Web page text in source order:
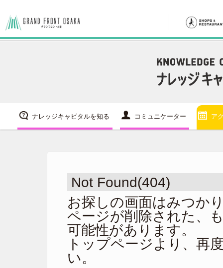
ナレッジキャピタルを知る コミュニケーター ア
Not Found(404)
お探しの画面はみつか
ページが削除された、
可能性があります。
トップページより、再
い。